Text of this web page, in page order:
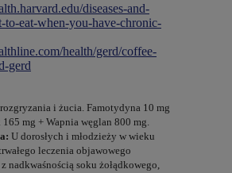
diseases-and-
to-eat-when-you-have-chronic-
health/gerd/coffee-
gerd
i żucia. Famotydyna 10 mg
mg + Wapnia węglan 800 mg.
U dorosłych i młodzieży w wieku
leczenia objawowego
soku żołądkowego,